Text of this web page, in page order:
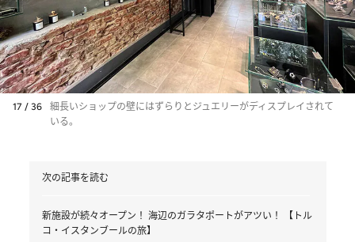
17 / 36
細長いショップの壁にはずらりとジュエリーがディスプレイされて
いる。
次の記事を読む
新施設が続々オープン！ 海辺のガラタポートがアツい！ 【トル
コ・イスタンブールの旅】